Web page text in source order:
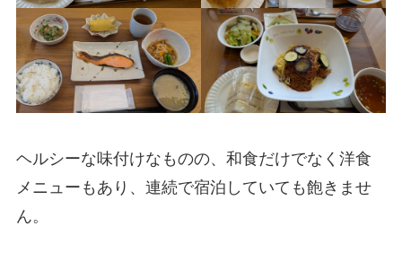
ヘルシーな味付けなものの、和食だけでなく洋食
メニューもあり、連続で宿泊していても飽きませ
ん。